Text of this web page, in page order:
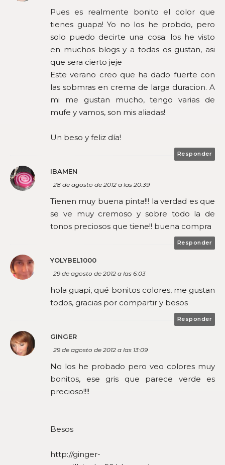
Pues es realmente bonito el color que
tienes guapa! Yo no los he probdo, pero
solo puedo decirte una cosa: los he visto
en muchos blogs y a todas os gustan, asi
que sera cierto jeje
Este verano creo que ha dado fuerte con
las sobmras en crema de larga duracion. A
mi me gustan mucho, tengo varias de
mufe y vamos, son mis aliadas!
Un beso y feliz día!
Responder
IBAMEN
28 de agosto de 2012 a las 20:39
Tienen muy buena pinta!!! la verdad es que
se ve muy cremoso y sobre todo la de
tonos preciosos que tiene!! buena compra
Responder
YOLYBEL1000
29 de agosto de 2012 a las 6:03
hola guapi, qué bonitos colores, me gustan
todos, gracias por compartir y besos
Responder
GINGER
29 de agosto de 2012 a las 13:09
No los he probado pero veo colores muy
bonitos, ese gris que parece verde es
precioso!!!!
Besos
http://ginger-